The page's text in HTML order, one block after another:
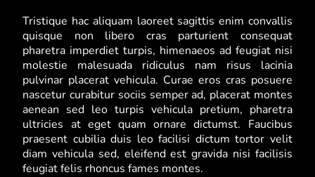
Tristique hac aliquam laoreet sagittis enim convallis
quisque non libero cras parturient consequat
pharetra imperdiet turpis, himenaeos ad feugiat nisi
molestie malesuada ridiculus nam risus lacinia
pulvinar placerat vehicula. Curae eros cras posuere
nascetur curabitur sociis semper ad, placerat montes
aenean sed leo turpis vehicula pretium, pharetra
ultricies at eget quam ornare dictumst. Faucibus
praesent cubilia duis leo facilisi dictum tortor velit
diam vehicula sed, eleifend est gravida nisi facilisis
feugiat felis rhoncus fames montes.